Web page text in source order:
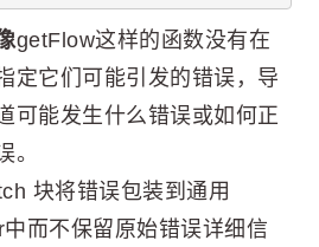
getFlow这样的函数没有在
定它们可能引发的错误，导
可能发生什么错误或如何正
。
块将错误包装到通用
而不保留原始错误详细信